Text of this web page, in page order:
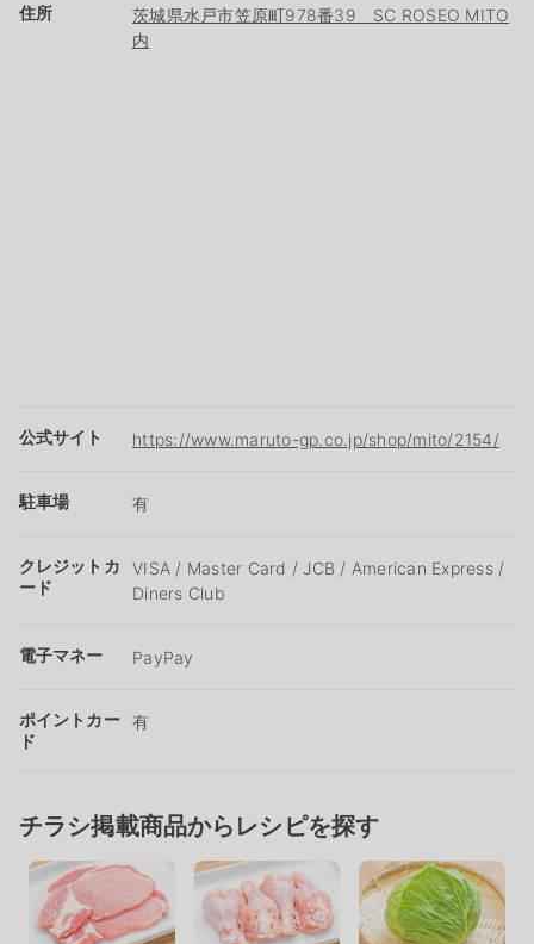
住所
茨城県水戸市笠原町978番39 SC ROSEO MITO
内
公式サイト https://www.maruto-gp.co.jp/shop/mito/2154/
駐車場 有
クレジットカ
ード
VISA / Master Card / JCB / American Express /
Diners Club
電子マネー PayPay
ポイントカー
ド
有
チラシ掲載商品からレシピを探す